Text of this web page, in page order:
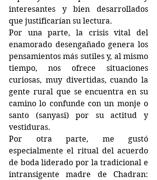
interesantes y bien desarrollados
que justificarían su lectura.
Por una parte, la crisis vital del
enamorado desengañado genera los
pensamientos más sutiles y, al mismo
tiempo, nos ofrece situaciones
curiosas, muy divertidas, cuando la
gente rural que se encuentra en su
camino lo confunde con un monje o
santo (sanyasi) por su actitud y
vestiduras.
Por otra parte, me gustó
especialmente el ritual del acuerdo
de boda liderado por la tradicional e
intransigente madre de Chadran: